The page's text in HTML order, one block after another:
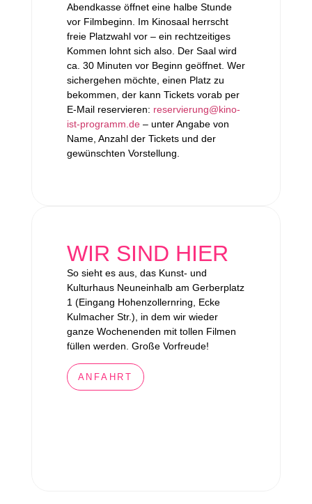
Abendkasse öffnet eine halbe Stunde
vor Filmbeginn. Im Kinosaal herrscht
freie Platzwahl vor – ein rechtzeitiges
Kommen lohnt sich also. Der Saal wird
ca. 30 Minuten vor Beginn geöffnet. Wer
sichergehen möchte, einen Platz zu
bekommen, der kann Tickets vorab per
E-Mail reservieren: reservierung@kino-
ist-programm.de– unter Angabe von
Name, Anzahl der Tickets und der
gewünschten Vorstellung.
WIR SIND HIER
So sieht es aus, das Kunst- und
Kulturhaus Neuneinhalb am Gerberplatz
1 (Eingang Hohenzollernring, Ecke
Kulmacher Str.), in dem wir wieder
ganze Wochenenden mit tollen Filmen
füllen werden. Große Vorfreude!
ANFAHRT